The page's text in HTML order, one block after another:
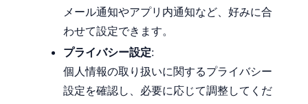
メール通知やアプリ内通知など、好みに合
わせて設定できます。
プライバシー設定:
個人情報の取り扱いに関するプライバシー
設定を確認し、必要に応じて調整してくだ